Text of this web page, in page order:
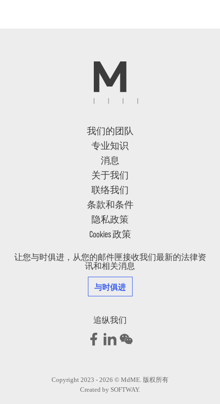
我们的团队
专业知识
消息
关于我们
联络我们
条款和条件
隐私政策
Cookies 政策
让您与时俱进，从您的邮件匣接收我们最新的法律资
讯和相关消息
与时俱进
追纵我们
Copyright 2023 - 2026 © MdME. 版权所有
Created by SOFTWAY.